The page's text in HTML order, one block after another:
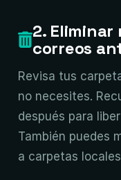
2.
correos
Revisa tus
no necesites.
después para
También puedes
a carpetas